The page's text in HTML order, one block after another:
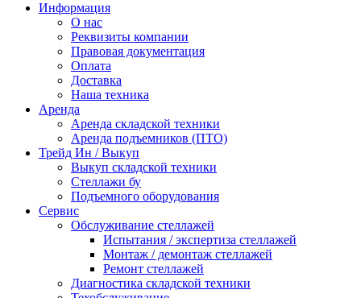
Информация
О нас
Реквизиты компании
Правовая документация
Оплата
Доставка
Наша техника
Аренда
Аренда складской техники
Аренда подъемников (ПТО)
Трейд Ин / Выкуп
Выкуп складской техники
Стеллажи бу
Подъемного оборудования
Сервис
Обслуживание стеллажей
Испытания / экспертиза стеллажей
Монтаж / демонтаж стеллажей
Ремонт стеллажей
Диагностика складской техники